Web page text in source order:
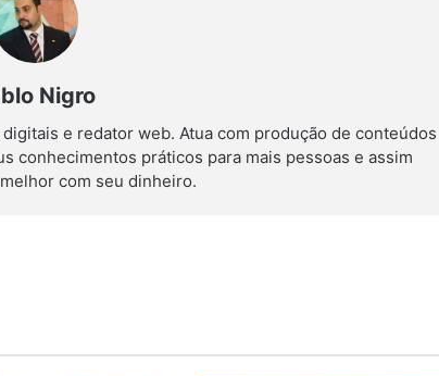
Nigro
e redator web. Atua com produção de conteúdos
conhecimentos práticos para mais pessoas e assim
com seu dinheiro.